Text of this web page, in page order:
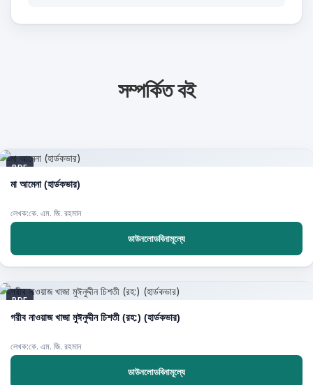
সম্পর্কিত বই
PDF
মা আমেনা (হার্ডকভার)
লেখক:কে. এম. জি. রহমান
ডাউনলোডবিনামূল্যে
PDF
গরীব নাওয়াজ খাজা মুঈনুদ্দীন চিশতী (রহ:) (হার্ডকভার)
লেখক:কে. এম. জি. রহমান
ডাউনলোডবিনামূল্যে